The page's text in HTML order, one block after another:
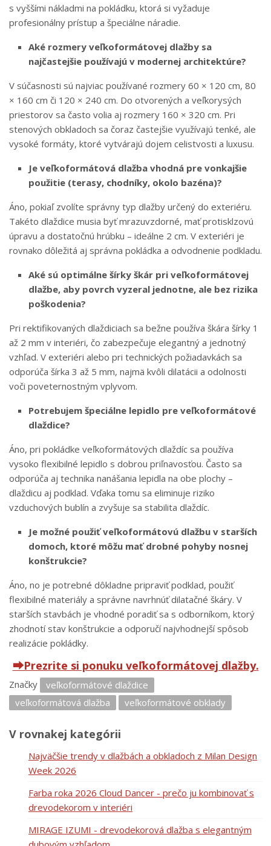
s vyššími nákladmi na pokládku, ktorá si vyžaduje
profesionálny prístup a špeciálne náradie.
Aké rozmery veľkoformátovej dlažby sa
najčastejšie používajú v modernej architektúre?
V súčasnosti sú najviac používané rozmery 60 × 120 cm, 80
× 160 cm či 120 × 240 cm. Do otvorených a veľkorysých
priestorov sa často volia aj rozmery 160 × 320 cm. Pri
stenových obkladoch sa čoraz častejšie využívajú tenké, ale
vysoké formáty, ktoré vytvárajú dojem celistvosti a luxusu.
Je veľkoformátová dlažba vhodná pre vonkajšie
použitie (terasy, chodníky, okolo bazéna)?
Áno, pokiaľ zvolíte správny typ dlažby určený do exteriéru.
Takéto dlaždice musia byť mrazuvzdorné, mať protisklzovú
úpravu a dostatočnú hrúbku – ideálne 2 cm. V exteriéri je
rovnako dôležitá aj správna pokládka a odvodnenie podkladu.
Aké sú optimálne šírky škár pri veľkoformátovej
dlažbe, aby povrch vyzeral jednotne, ale bez rizika
poškodenia?
Pri rektifikovaných dlaždiciach sa bežne používa škára šírky 1
až 2 mm v interiéri, čo zabezpečuje elegantný a jednotný
vzhľad. V exteriéri alebo pri technických požiadavkách sa
odporúča šírka 3 až 5 mm, najmä kvôli dilatácii a odolnosti
voči poveternostným vplyvom.
Potrebujem špeciálne lepidlo pre veľkoformátové
dlaždice?
Áno, pri pokládke veľkoformátových dlaždíc sa používa
vysoko flexibilné lepidlo s dobrou priľnavosťou. Často sa
odporúča aj technika nanášania lepidla na obe plochy –
dlaždicu aj podklad. Vďaka tomu sa eliminuje riziko
vzduchových bublín a zvyšuje sa stabilita dlaždíc.
Je možné použiť veľkoformátovú dlažbu v starších
domoch, ktoré môžu mať drobné pohyby nosnej
konštrukcie?
Áno, no je potrebné dôkladne pripraviť podklad, použiť
flexibilné materiály a správne navrhnúť dilatačné škáry. V
starších stavbách je vhodné poradiť sa s odborníkom, ktorý
zhodnotí stav konštrukcie a odporučí najvhodnejší spôsob
realizácie pokládky.
⮕Prezrite si ponuku veľkoformátovej dlažby.
Značky
veľkoformátové dlaždice
veľkoformátová dlažba
veľkoformátové obklady
V rovnakej kategórii
Najväčšie trendy v dlažbách a obkladoch z Milan Design
Week 2026
Farba roka 2026 Cloud Dancer - prečo ju kombinovať s
drevodekorom v interiéri
MIRAGE IZUMI - drevodekorová dlažba s elegantným